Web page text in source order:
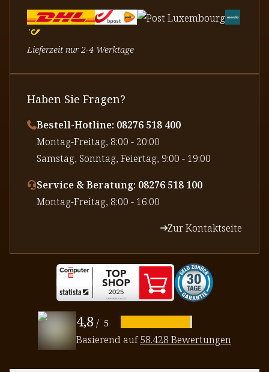
Lieferzeit nur 2-4 Werktage
Haben Sie Fragen?
Bestell-Hotline: 08276 518 400
⁠Montag-Freitag, 8:00 - 20:00
⁠Samstag, Sonntag, Feiertag, 9:00 - 19:00
Service & Beratung: 08276 518 100
⁠Montag-Freitag, 8:00 - 16:00
Zur Kontaktseite
4,8/ 5
Basierend auf58.428 Bewertungen